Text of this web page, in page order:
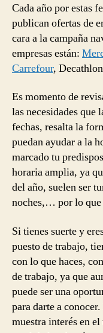
Cada año por estas
publican ofertas de
cara a la campaña
empresas están:
Carrefour,
Es momento de
las necesidades que
fechas, resalta la
puedan ayudar a la
marcado tu
horaria amplia, ya
del año, suelen ser
noches,… por lo que
Si tienes suerte y
puesto de trabajo,
con lo que haces,
de trabajo, ya que
puede ser una
para darte a
muestra interés en